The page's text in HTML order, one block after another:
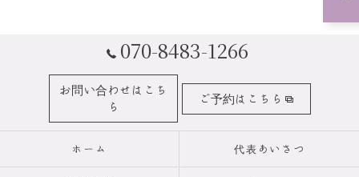
070-8483-1266
お問い合わせはこち
ら
ご予約はこちら
ホーム 代表あいさつ